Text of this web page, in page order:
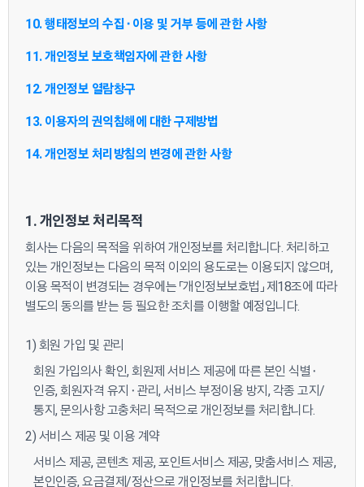
10. 행태정보의 수집⬝이용 및 거부 등에 관한 사항
11. 개인정보 보호책임자에 관한 사항
12. 개인정보 열람창구
13. 이용자의 권익침해에 대한 구제방법
14. 개인정보 처리방침의 변경에 관한 사항
1. 개인정보 처리목적
회사는 다음의 목적을 위하여 개인정보를 처리합니다. 처리하고
있는 개인정보는 다음의 목적 이외의 용도로는 이용되지 않으며,
이용 목적이 변경되는 경우에는 「개인정보보호법」 제18조에 따라
별도의 동의를 받는 등 필요한 조치를 이행할 예정입니다.
1) 회원 가입 및 관리
회원 가입의사 확인, 회원제 서비스 제공에 따른 본인 식별⬝
인증, 회원자격 유지⬝관리, 서비스 부정이용 방지, 각종 고지/
통지, 문의사항 고충처리 목적으로 개인정보를 처리합니다.
2) 서비스 제공 및 이용 계약
서비스 제공, 콘텐츠 제공, 포인트서비스 제공, 맞춤서비스 제공,
본인인증, 요금결제/정산으로 개인정보를 처리합니다.